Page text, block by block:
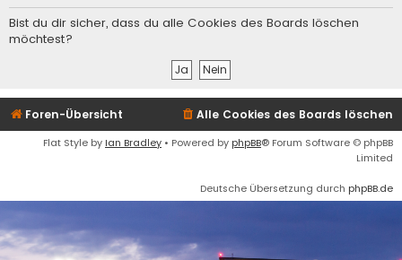
h
Bist du dir sicher, dass du alle Cookies des Boards löschen
möchtest?
Foren-Übersicht Alle Cookies des Boards löschen
Flat Style by Ian Bradley • Powered by phpBB® Forum Software © phpBB
Limited
Deutsche Übersetzung durch phpBB.de